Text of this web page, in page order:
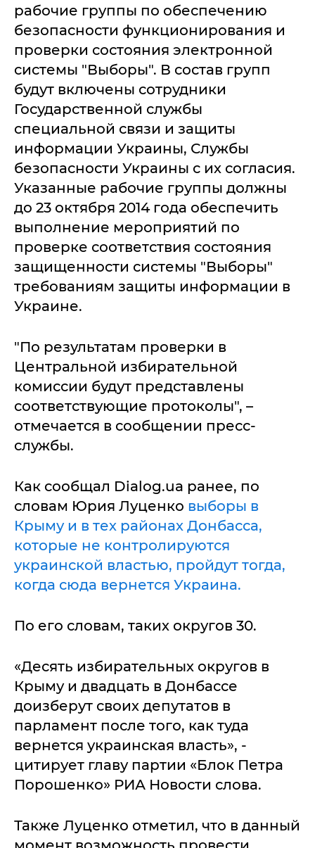
рабочие группы по обеспечению
безопасности функционирования и
проверки состояния электронной
системы "Выборы". В состав групп
будут включены сотрудники
Государственной службы
специальной связи и защиты
информации Украины, Службы
безопасности Украины с их согласия.
Указанные рабочие группы должны
до 23 октября 2014 года обеспечить
выполнение мероприятий по
проверке соответствия состояния
защищенности системы "Выборы"
требованиям защиты информации в
Украине.
"По результатам проверки в
Центральной избирательной
комиссии будут представлены
соответствующие протоколы", –
отмечается в сообщении пресс-
службы.
Как сообщал Dialog.ua ранее, по
словам Юрия Луценко выборы в
Крыму и в тех районах Донбасса,
которые не контролируются
украинской властью, пройдут тогда,
когда сюда вернется Украина.
По его словам, таких округов 30.
«Десять избирательных округов в
Крыму и двадцать в Донбассе
доизберут своих депутатов в
парламент после того, как туда
вернется украинская власть», -
цитирует главу партии «Блок Петра
Порошенко» РИА Новости слова.
Также Луценко отметил, что в данный